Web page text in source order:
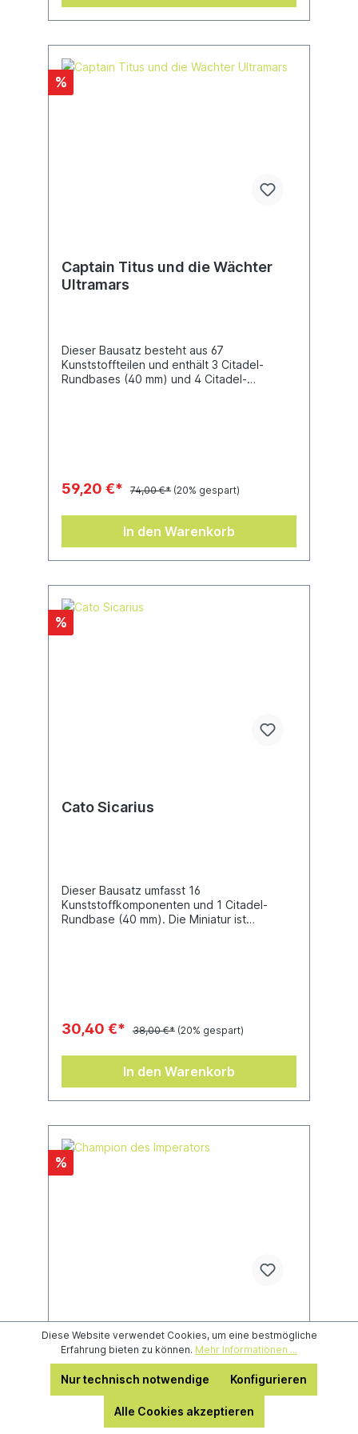
%
Captain Titus und die Wächter
Ultramars
Dieser Bausatz besteht aus 67
Kunststoffteilen und enthält 3 Citadel-
Rundbases (40 mm) und 4 Citadel-
59,20 €* 74,00 €* (20% gespart)
In den Warenkorb
%
Cato Sicarius
Dieser Bausatz umfasst 16
Kunststoffkomponenten und 1 Citadel-
Rundbase (40 mm). Die Miniatur ist
30,40 €* 38,00 €* (20% gespart)
In den Warenkorb
%
Champion des Imperators
Dieser Bausatz besteht aus 13
Diese Website verwendet Cookies, um eine bestmögliche
Erfahrung bieten zu können. Mehr Informationen ...
Nur technisch notwendige Konfigurieren
Alle Cookies akzeptieren